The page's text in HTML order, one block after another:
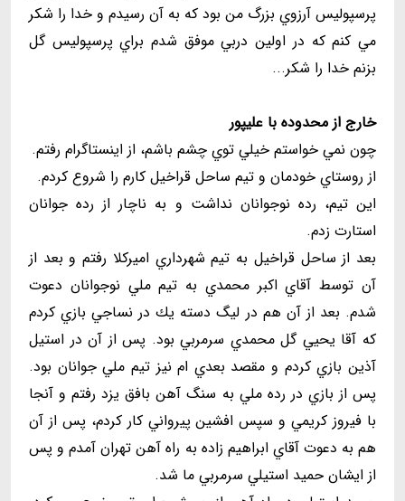
پرسپوليس آرزوي بزرگ من بود كه به آن رسيدم و خدا را شكر
مي كنم كه در اولين دربي موفق شدم براي پرسپوليس گل
بزنم خدا را شكر...
خارج از محدوده با عليپور
چون نمي خواستم خيلي توي چشم باشم، از اينستاگرام رفتم.
از روستاي خودمان و تيم ساحل قراخيل كارم را شروع كردم.
اين تيم، رده نوجوانان نداشت و به ناچار از رده جوانان
استارت زدم.
بعد از ساحل قراخيل به تيم شهرداري اميركلا رفتم و بعد از
آن توسط آقاي اكبر محمدي به تيم ملي نوجوانان دعوت
شدم. بعد از آن هم در ليگ دسته يك در نساجي بازي كردم
كه آقا يحيي گل محمدي سرمربي بود. پس از آن در استيل
آذين بازي كردم و مقصد بعدي ام نيز تيم ملي جوانان بود.
پس از بازي در رده ملي به سنگ آهن بافق يزد رفتم و آنجا
با فيروز كريمي و سپس افشين پيرواني كار كردم، پس از آن
هم به دعوت آقاي ابراهيم زاده به راه آهن تهران آمدم و پس
از ايشان حميد استيلي سرمربي ما شد.